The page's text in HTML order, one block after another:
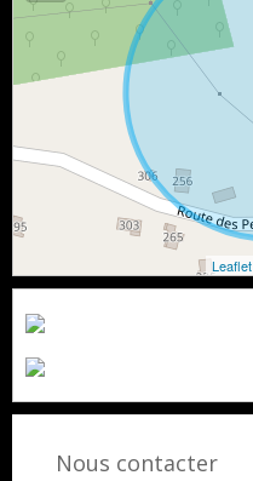
Leaflet
Nous contacter